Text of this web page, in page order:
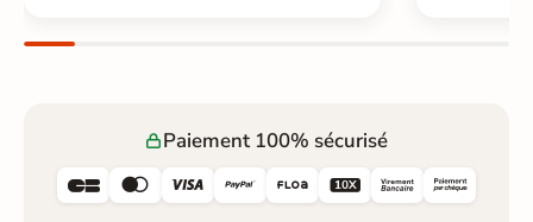
Paiement 100% sécurisé
     